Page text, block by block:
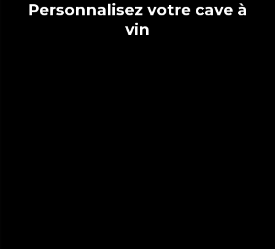
Personnalisez votre cave à
vin